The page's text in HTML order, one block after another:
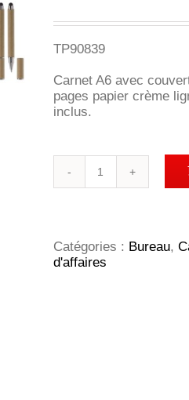
TP90839
Carnet A6 avec
pages papier crème
inclus.
de
A6
+
Catégories : Bureau,
d'affaires